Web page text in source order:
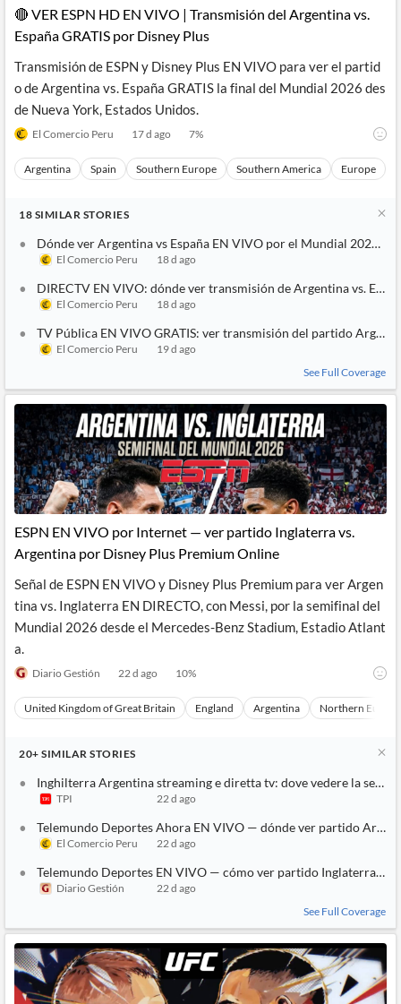
🔴 VER ESPN HD EN VIVO | Transmisión del Argentina vs.
España GRATIS por Disney Plus
Transmisión de ESPN y Disney Plus EN VIVO para ver el partid
o de Argentina vs. España GRATIS la final del Mundial 2026 des
de Nueva York, Estados Unidos.
El Comercio Peru 17 d ago 7%
Argentina Spain Southern Europe Southern America Europe
18 SIMILAR STORIES
Dónde ver Argentina vs España EN VIVO por el Mundial 2026:
El Comercio Peru 18 d ago
DIRECTV EN VIVO: dónde ver transmisión de Argentina vs.
El Comercio Peru 18 d ago
TV Pública EN VIVO GRATIS: ver transmisión del partido
El Comercio Peru
19 d ago
See Full Coverage
ESPN EN VIVO por Internet — ver partido Inglaterra vs.
Argentina por Disney Plus Premium Online
Señal de ESPN EN VIVO y Disney Plus Premium para ver Argen
tina vs. Inglaterra EN DIRECTO, con Messi, por la semifinal del
Mundial 2026 desde el Mercedes-Benz Stadium, Estadio Atlant
a.
Diario Gestión 22 d ago 10%
United Kingdom of Great Britain England Argentina Northern Europe
20+ SIMILAR STORIES
Inghilterra Argentina streaming e diretta tv: dove vedere la
TPI 22 d ago
Telemundo Deportes Ahora EN VIVO — dónde ver partido
El Comercio Peru 22 d ago
Telemundo Deportes EN VIVO — cómo ver partido Inglaterra vs.
Diario Gestión
22 d ago
See Full Coverage